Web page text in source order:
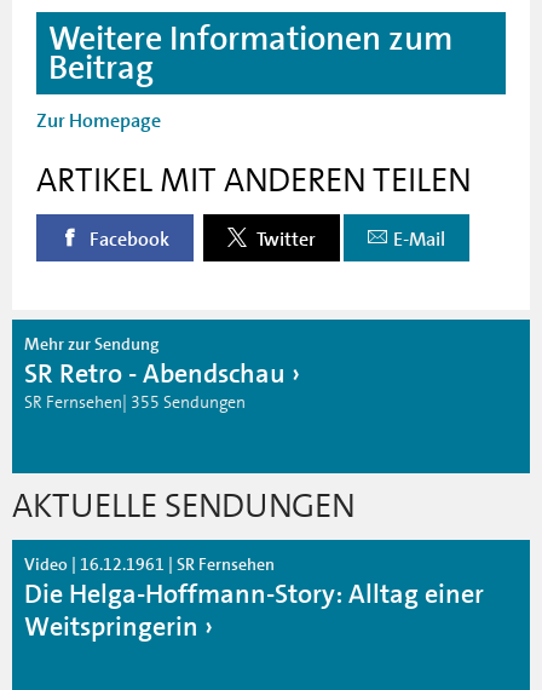
Weitere Informationen zum
Beitrag
Zur Homepage
ARTIKEL MIT ANDEREN TEILEN
Facebook Twitter E-Mail
Mehr zur Sendung
SR Retro - Abendschau
SR Fernsehen| 355 Sendungen
AKTUELLE SENDUNGEN
Video | 16.12.1961 | SR Fernsehen
Die Helga-Hoffmann-Story: Alltag einer
Weitspringerin